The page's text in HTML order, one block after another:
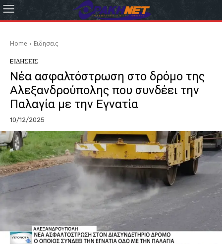
Home Eιδησεις
EΙΔΗΣΕΙΣ
Νέα ασφαλτόστρωση στο δρόμο της
Αλεξανδρούπολης που συνδέει την
Παλαγία με την Εγνατία
10/12/2025